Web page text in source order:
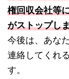
権回収会社等
がストップし
今後は、あな
連絡してくれ
す。